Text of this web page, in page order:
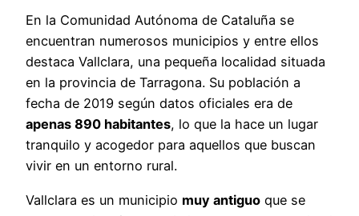
En la Comunidad Autónoma de Cataluña se
encuentran numerosos municipios y entre ellos
destaca Vallclara, una pequeña localidad situada
en la provincia de Tarragona. Su población a
fecha de 2019 según datos oficiales era de
apenas 890 habitantes, lo que la hace un lugar
tranquilo y acogedor para aquellos que buscan
vivir en un entorno rural.
Vallclara es un municipio muy antiguo que se